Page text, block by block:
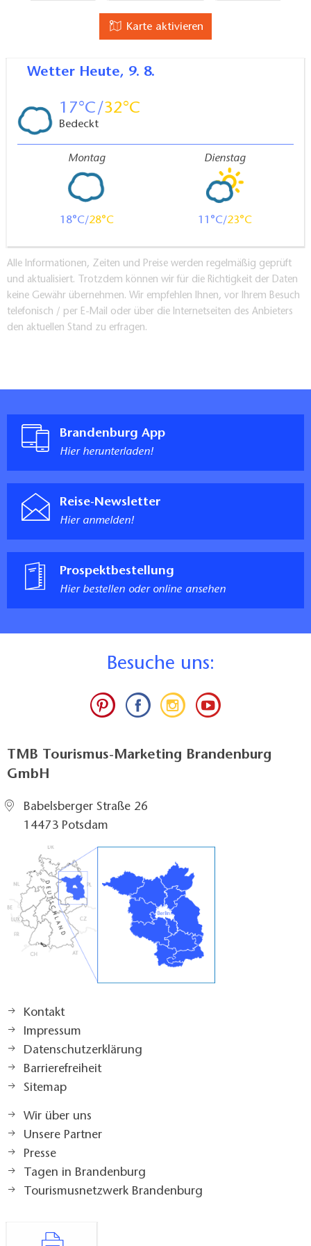
Unteres Apartment
1 Schlafzimmer
70 qm
Küche/Kochnische
Liegewiese/Garten
Nichtraucher
Parkplatz
Check-Out: bis 11 Uhr
Maximale Personenzahl: 2 Personen
Karte aktivieren
Wetter Heute, 9. 8.
17 32
Bedeckt
Montag
18 28
Dienstag
11 23
Alle Informationen, Zeiten und Preise werden regelmäßig geprüft
und aktualisiert. Trotzdem können wir für die Richtigkeit der Daten
keine Gewähr übernehmen. Wir empfehlen Ihnen, vor Ihrem Besuch
telefonisch / per E-Mail oder über die Internetseiten des Anbieters
den aktuellen Stand zu erfragen.
Brandenburg App
Hier herunterladen!
Reise-Newsletter
Hier anmelden!
Prospektbestellung
Hier bestellen oder online ansehen
Besuche uns:
TMB Tourismus-Marketing Brandenburg
GmbH
Babelsberger Straße 26
14473 Potsdam
Kontakt
Impressum
Datenschutzerklärung
Barrierefreiheit
Sitemap
Wir über uns
Unsere Partner
Presse
Tagen in Brandenburg
Tourismusnetzwerk Brandenburg